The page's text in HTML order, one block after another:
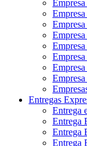
Entregas
Entrega
Entrega
Entrega
Entrega